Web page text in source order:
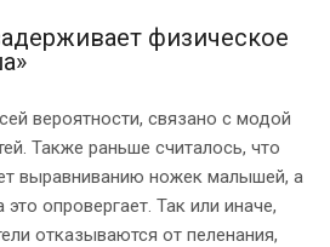
физическое
вероятности, связано с модой
Также раньше считалось, что
выравниванию ножек малышей, а
опровергает. Так или иначе,
отказываются от пеленания,